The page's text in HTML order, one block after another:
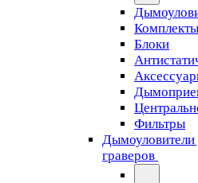
Комплекты
Блоки
Фильтры
Дымоуловители
граверов